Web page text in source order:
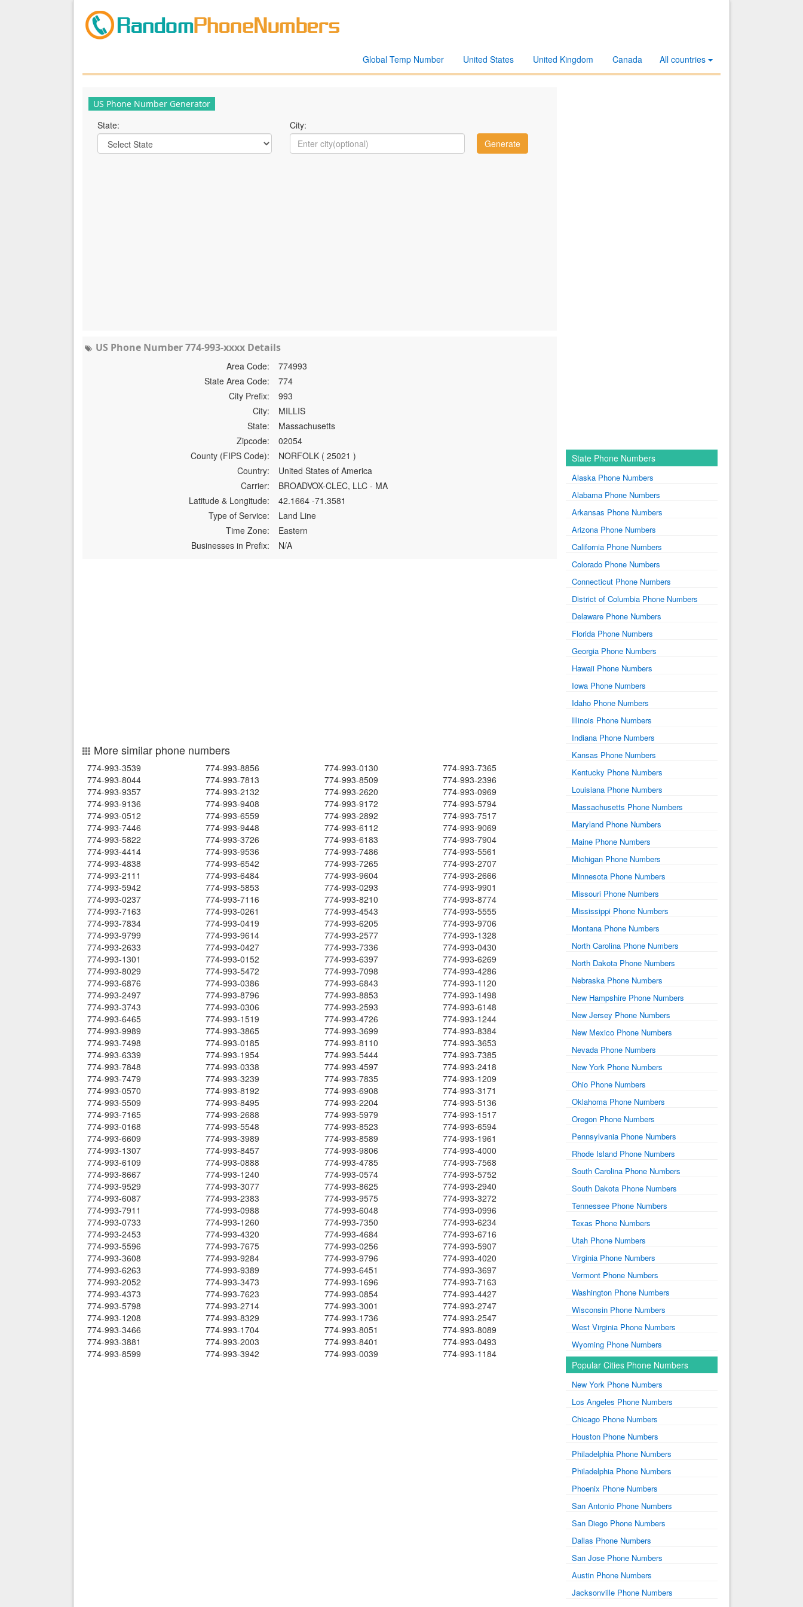
All countries
Canada
United Kingdom
United States
Global Temp Number
US Phone Number Generator
State: City:
US Phone Number 774-993-xxxx Details
Area Code:
774993
State Area Code:
774
City Prefix:
993
City:
MILLIS
State:
Massachusetts
Zipcode:
02054
County (FIPS Code):
NORFOLK ( 25021 )
Country:
United States of America
Carrier:
BROADVOX-CLEC, LLC - MA
Latitude & Longitude:
42.1664 -71.3581
Type of Service:
Land Line
Time Zone:
Eastern
Businesses in Prefix:
N/A
More similar phone numbers
774-993-3539 774-993-8856 774-993-0130
774-993-7365
774-993-8044
774-993-7813 774-993-8509
774-993-2396
774-993-9357
774-993-2132 774-993-2620
774-993-0969
774-993-9136
774-993-9408 774-993-9172
774-993-5794
774-993-0512
774-993-6559 774-993-2892
774-993-7517
774-993-7446
774-993-9448 774-993-6112
774-993-9069
774-993-5822
774-993-3726 774-993-6183
774-993-7904
774-993-4414
774-993-9536 774-993-7486
774-993-5561
774-993-4838
774-993-6542 774-993-7265
774-993-2707
774-993-2111
774-993-6484 774-993-9604
774-993-2666
774-993-5942
774-993-5853 774-993-0293
774-993-9901
774-993-0237
774-993-7116 774-993-8210
774-993-8774
774-993-7163
774-993-0261 774-993-4543
774-993-5555
774-993-7834
774-993-0419 774-993-6205
774-993-9706
774-993-9799
774-993-9614 774-993-2577
774-993-1328
774-993-2633
774-993-0427 774-993-7336
774-993-0430
774-993-1301
774-993-0152 774-993-6397
774-993-6269
774-993-8029
774-993-5472 774-993-7098
774-993-4286
774-993-6876
774-993-0386 774-993-6843
774-993-1120
774-993-2497
774-993-8796 774-993-8853
774-993-1498
774-993-3743
774-993-0306 774-993-2593
774-993-6148
774-993-6465
774-993-1519 774-993-4726
774-993-1244
774-993-9989
774-993-3865 774-993-3699
774-993-8384
774-993-7498
774-993-0185 774-993-8110
774-993-3653
774-993-6339
774-993-1954 774-993-5444
774-993-7385
774-993-7848
774-993-0338 774-993-4597
774-993-2418
774-993-7479
774-993-3239 774-993-7835
774-993-1209
774-993-0570
774-993-8192 774-993-6908
774-993-3171
774-993-5509
774-993-8495 774-993-2204
774-993-5136
774-993-7165
774-993-2688 774-993-5979
774-993-1517
774-993-0168
774-993-5548 774-993-8523
774-993-6594
774-993-6609
774-993-3989 774-993-8589
774-993-1961
774-993-1307
774-993-8457 774-993-9806
774-993-4000
774-993-6109
774-993-0888 774-993-4785
774-993-7568
774-993-8667
774-993-1240 774-993-0574
774-993-5752
774-993-9529
774-993-3077 774-993-8625
774-993-2940
774-993-6087
774-993-2383 774-993-9575
774-993-3272
774-993-7911
774-993-0988 774-993-6048
774-993-0996
774-993-0733
774-993-1260 774-993-7350
774-993-6234
774-993-2453
774-993-4320 774-993-4684
774-993-6716
774-993-5596
774-993-7675 774-993-0256
774-993-5907
774-993-3608
774-993-9284 774-993-9796
774-993-4020
774-993-6263
774-993-9389 774-993-6451
774-993-3697
774-993-2052
774-993-3473 774-993-1696
774-993-7163
774-993-4373
774-993-7623 774-993-0854
774-993-4427
774-993-5798
774-993-2714 774-993-3001
774-993-2747
774-993-1208
774-993-8329 774-993-1736
774-993-2547
774-993-3466
774-993-1704 774-993-8051
774-993-8089
774-993-3881
774-993-2003 774-993-8401
774-993-0493
774-993-8599
774-993-3942 774-993-0039 774-993-1184
State Phone Numbers
Alaska Phone Numbers
Alabama Phone Numbers
Arkansas Phone Numbers
Arizona Phone Numbers
California Phone Numbers
Colorado Phone Numbers
Connecticut Phone Numbers
District of Columbia Phone Numbers
Delaware Phone Numbers
Florida Phone Numbers
Georgia Phone Numbers
Hawaii Phone Numbers
Iowa Phone Numbers
Idaho Phone Numbers
Illinois Phone Numbers
Indiana Phone Numbers
Kansas Phone Numbers
Kentucky Phone Numbers
Louisiana Phone Numbers
Massachusetts Phone Numbers
Maryland Phone Numbers
Maine Phone Numbers
Michigan Phone Numbers
Minnesota Phone Numbers
Missouri Phone Numbers
Mississippi Phone Numbers
Montana Phone Numbers
North Carolina Phone Numbers
North Dakota Phone Numbers
Nebraska Phone Numbers
New Hampshire Phone Numbers
New Jersey Phone Numbers
New Mexico Phone Numbers
Nevada Phone Numbers
New York Phone Numbers
Ohio Phone Numbers
Oklahoma Phone Numbers
Oregon Phone Numbers
Pennsylvania Phone Numbers
Rhode Island Phone Numbers
South Carolina Phone Numbers
South Dakota Phone Numbers
Tennessee Phone Numbers
Texas Phone Numbers
Utah Phone Numbers
Virginia Phone Numbers
Vermont Phone Numbers
Washington Phone Numbers
Wisconsin Phone Numbers
West Virginia Phone Numbers
Wyoming Phone Numbers
Popular Cities Phone Numbers
New York Phone Numbers
Los Angeles Phone Numbers
Chicago Phone Numbers
Houston Phone Numbers
Philadelphia Phone Numbers
Philadelphia Phone Numbers
Phoenix Phone Numbers
San Antonio Phone Numbers
San Diego Phone Numbers
Dallas Phone Numbers
San Jose Phone Numbers
Austin Phone Numbers
Jacksonville Phone Numbers